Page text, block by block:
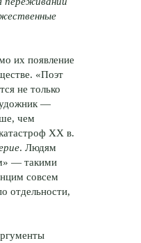
их появление
«Поэт
не только
—
чем
XX в.
. Людям
— такими
совсем
отдельности,